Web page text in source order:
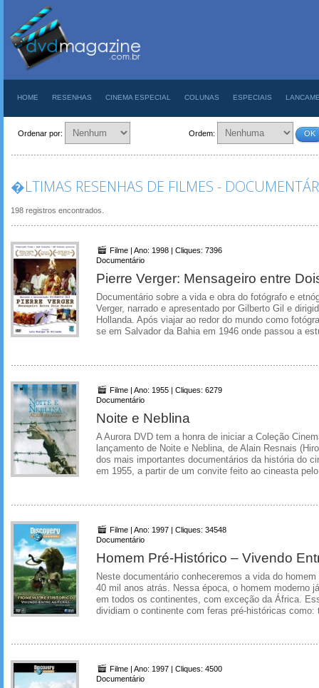
HOME RESENHAS CINEMA ESPECIAL COLUNAS ESPECIAIS
Ordenar por: Ordem: OK
�LTIMAS RESENHAS DE FILMES -
198 registros encontrados.
Filme | Ano: 1998 | Cliques: 7396
Documentário
Pierre Verger: Mensageiro entre
Documentário sobre a vida e obra do fotógrafo e
Verger, narrado e apresentado por Gilberto Gil e
Hollanda. Após viajar ao redor do mundo como
se em Salvador da Bahia em 1946 onde passou a
Filme | Ano: 1955 | Cliques: 6279
Documentário
Noite e Neblina
A Aurora DVD tem a honra de iniciar a Coleção
lançamento de Noite e Neblina, de Alain Resnais
dos mais importantes documentários da história do
em 1955, a partir de um convite feito ao cineasta
Filme | Ano: 1997 | Cliques: 34548
Documentário
Homem Pré-Histórico – Vivendo
Neste documentário conheceremos a vida do
40 mil anos atrás. Nessa época, o homem moderno
em todos os continentes, com exceção da África.
dividiam o continente com feras pré-históricas como:
Filme | Ano: 1997 | Cliques: 4500
Documentário